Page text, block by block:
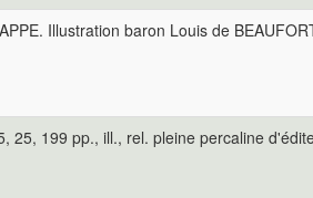
Illustration baron Louis de
25, 199 pp., ill., rel. pleine percaline